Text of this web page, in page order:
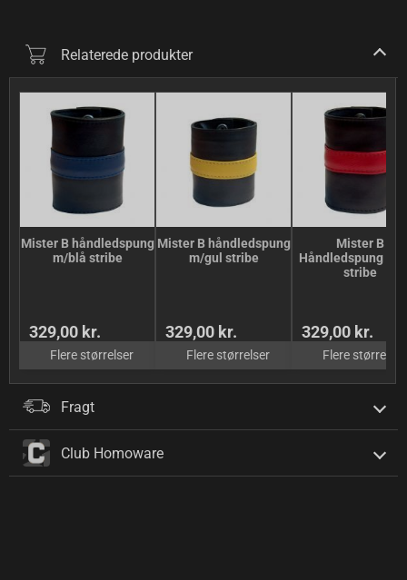
Relaterede produkter
Mister B håndledspung
m/blå stribe
329,00 kr.
Flere størrelser
Mister B håndledspung
m/gul stribe
329,00 kr.
Flere størrelser
Mister B
Håndledspung m/
stribe
329,00 kr.
Flere størrelser
Fragt
Club Homoware